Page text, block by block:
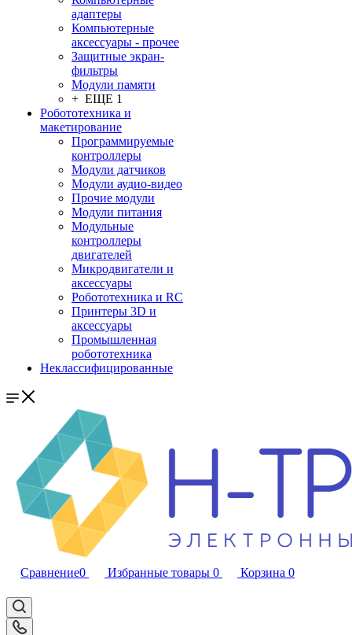
адаптеры
Компьютерные
аксессуары - прочее
Защитные экран-
фильтры
Модули памяти
+ ЕЩЕ 1
Робототехника и
макетирование
Программируемые
контроллеры
Модули датчиков
Модули аудио-видео
Прочие модули
Модули питания
Модульные
контроллеры
двигателей
Микродвигатели и
аксессуары
Робототехника и RC
Принтеры 3D и
аксессуары
Промышленная
робототехника
Неклассифицированные
Сравнение0 Избранные товары 0 Корзина 0